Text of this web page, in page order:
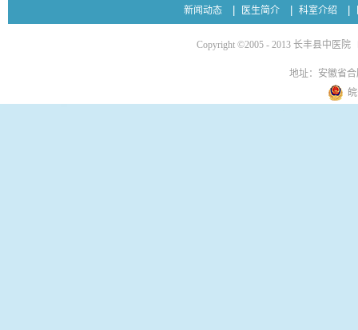
新闻动态 医生简介 科室介绍
Copyright ©2005 - 2013 长丰县中医院
地址：安徽省